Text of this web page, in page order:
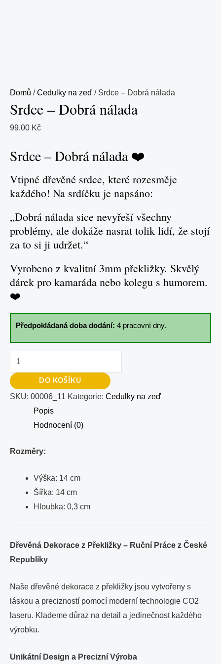
Domů /Cedulky na zeď / Srdce – Dobrá nálada
Srdce – Dobrá nálada
99,00 Kč
Srdce – Dobrá nálada ❤️
Vtipné dřevěné srdce, které rozesměje
každého! Na srdíčku je napsáno:
„Dobrá nálada sice nevyřeší všechny
problémy, ale dokáže nasrat tolik lidí, že stojí
za to si ji udržet.“
Vyrobeno z kvalitní 3mm překližky. Skvělý
dárek pro kamaráda nebo kolegu s humorem.
❤️
Předpokládaná doba dodání: 4 pracovní dny.
DO KOŠÍKU
SKU: 00006_11 Kategorie: Cedulky na zeď
Popis
Hodnocení (0)
Rozměry:
Výška: 14 cm
Šířka: 14 cm
Hloubka: 0,3 cm
Dřevěná Dekorace z Překližky – Ruční Práce z České
Republiky
Naše dřevěné dekorace z překližky jsou vytvořeny s
láskou a precizností pomocí moderní technologie CO2
laseru. Klademe důraz na detail a jedinečnost každého
výrobku.
Unikátní Design a Precizní Výroba